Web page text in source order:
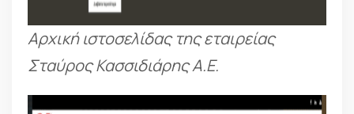
Αρχική ιστοσελίδας της εταιρείας
Σταύρος Κασσιδιάρης Α.Ε.